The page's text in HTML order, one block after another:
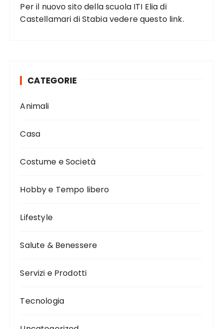
Per il nuovo sito della scuola ITI Elia di
Castellamari di Stabia vederequesto link.
CATEGORIE
Animali
Casa
Costume e Società
Hobby e Tempo libero
Lifestyle
Salute & Benessere
Servizi e Prodotti
Tecnologia